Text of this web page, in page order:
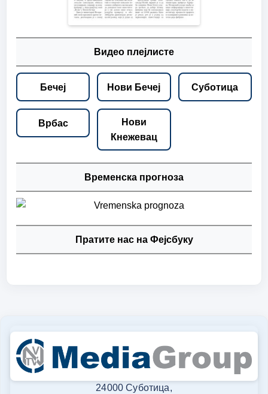
Видео плејлисте
Бечеј Нови Бечеј Суботица
Врбас
Нови
Кнежевац
Временска прогноза
Пратите нас на Фејсбуку
24000 Суботица,